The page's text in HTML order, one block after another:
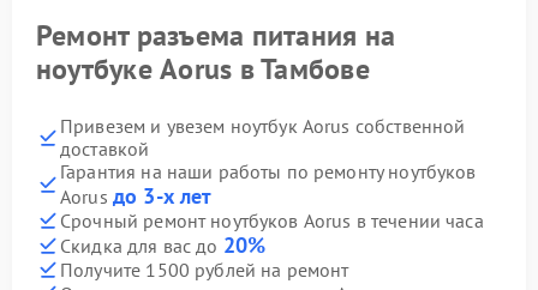
Ремонт разъема питания на
ноутбуке Aorus в Тамбове
Привезем и увезем ноутбук Aorus собственной
доставкой
Гарантия на наши работы по ремонту ноутбуков
Aorus до 3-х лет
Срочный ремонт ноутбуков Aorus в течении часа
Скидка для вас до 20%
Получите 1500 рублей на ремонт